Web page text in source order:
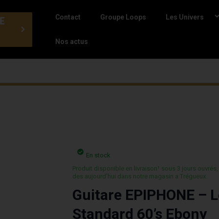
Contact Groupe Loops Les Univers
Nos actus
En stock
Produit disponible en livraison¹ sous 3 jours
des aujourd’hui dans notre magasin a Trégueux.
Guitare EPIPHONE –
Standard 60’s Ebony